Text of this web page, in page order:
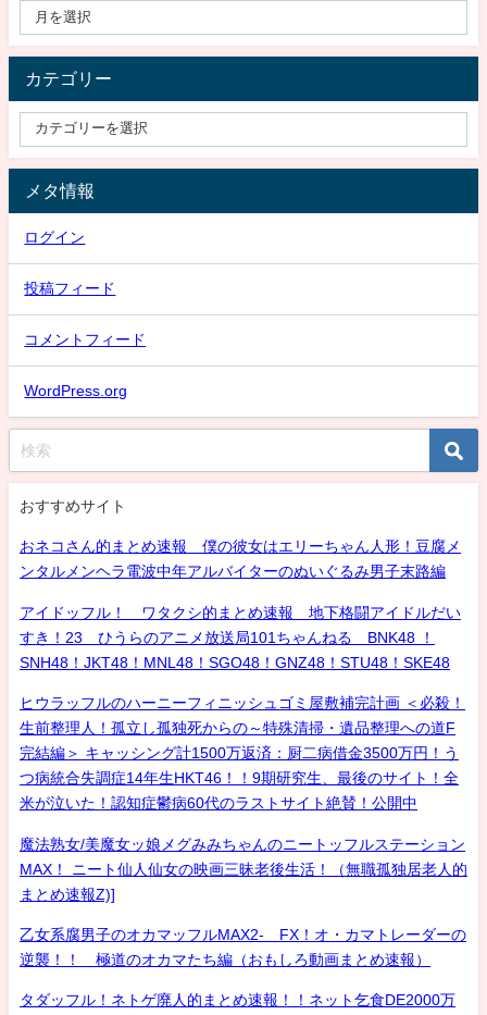
カテゴリー
メタ情報
ログイン
投稿フィード
コメントフィード
WordPress.org
おすすめサイト
おネコさん的まとめ速報 僕の彼女はエリーちゃん人形！豆腐メ
ンタルメンヘラ電波中年アルバイターのぬいぐるみ男子末路編
アイドッフル！ ワタクシ的まとめ速報 地下格闘アイドルだい
すき！23 ひうらのアニメ放送局101ちゃんねる BNK48 ！
SNH48！JKT48！MNL48！SGO48！GNZ48！STU48！SKE48
ヒウラッフルのハーニーフィニッシュゴミ屋敷補完計画 ＜必殺！
生前整理人！孤立し孤独死からの～特殊清掃・遺品整理への道F
完結編＞ キャッシング計1500万返済：厨二病借金3500万円！う
つ病統合失調症14年生HKT46！！9期研究生、最後のサイト！全
米が泣いた！認知症鬱病60代のラストサイト絶賛！公開中
魔法熟女/美魔女ッ娘メグみみちゃんのニートッフルステーション
MAX！ ニート仙人仙女の映画三昧老後生活！（無職孤独居老人的
まとめ速報Z)]
乙女系腐男子のオカマッフルMAX2- FX！オ・カマトレーダーの
逆襲！！ 極道のオカマたち編（おもしろ動画まとめ速報）
タダッフル！ネトゲ廃人的まとめ速報！！ネット乞食DE2000万